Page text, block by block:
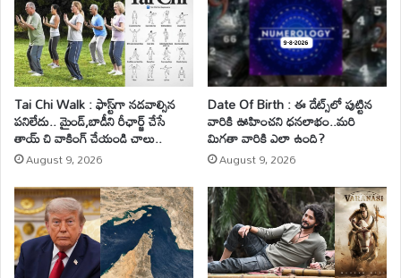
Tai Chi Walk : ఫాస్ట్‌గా నడవాల్సిన
పనిలేదు.. మైండ్‌,బాడీని రీఛార్జ్ చేసే
తాయ్ చి వాకింగ్‌ చేయండి చాలు..
August 9, 2026
Date Of Birth : ఈ డేట్స్‌లో పుట్టిన
వారికి ఊహించని ధనలాభం..మరి
మిగతా వారికి ఎలా ఉంది?
August 9, 2026